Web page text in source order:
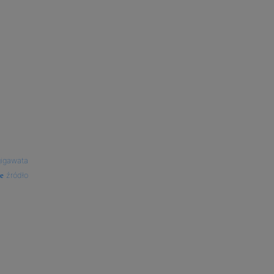
źródło